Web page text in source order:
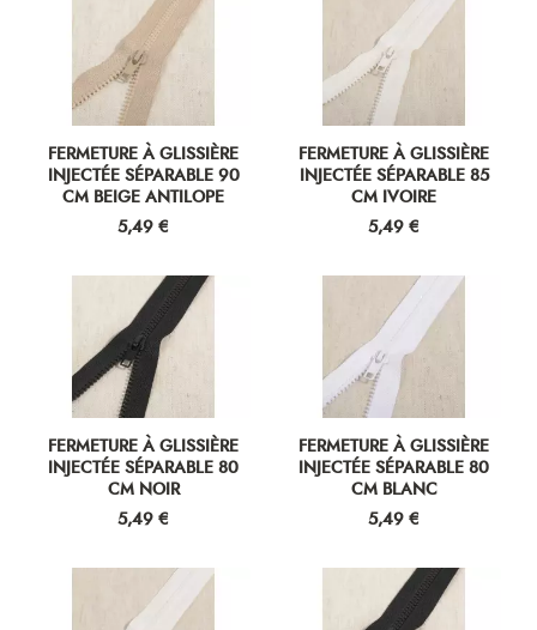
FERMETURE À GLISSIÈRE
INJECTÉE SÉPARABLE 90
CM BEIGE ANTILOPE
Prix
5,49 €
FERMETURE À GLISSIÈRE
INJECTÉE SÉPARABLE 85
CM IVOIRE
Prix
5,49 €
FERMETURE À GLISSIÈRE
INJECTÉE SÉPARABLE 80
CM NOIR
Prix
5,49 €
FERMETURE À GLISSIÈRE
INJECTÉE SÉPARABLE 80
CM BLANC
Prix
5,49 €